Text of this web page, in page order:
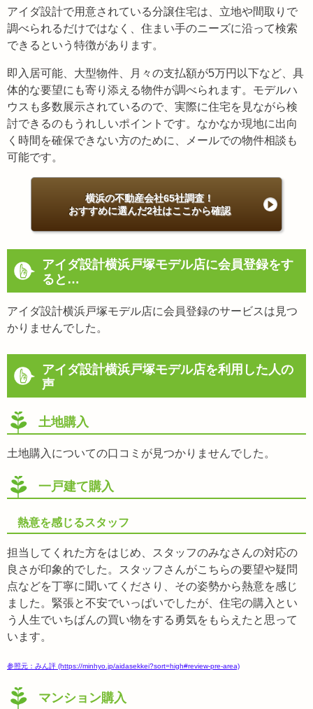
アイダ設計で用意されている分譲住宅は、立地や間取りで
調べられるだけではなく、住まい手のニーズに沿って検索
できるという特徴があります。
即入居可能、大型物件、月々の支払額が5万円以下など、具
体的な要望にも寄り添える物件が調べられます。モデルハ
ウスも多数展示されているので、実際に住宅を見ながら検
討できるのもうれしいポイントです。なかなか現地に出向
く時間を確保できない方のために、メールでの物件相談も
可能です。
横浜の不動産会社65社調査！
おすすめに選んだ2社はここから確認
アイダ設計横浜戸塚モデル店に会員登録をす
ると…
アイダ設計横浜戸塚モデル店に会員登録のサービスは見つ
かりませんでした。
アイダ設計横浜戸塚モデル店を利用した人の
声
土地購入
土地購入についての口コミが見つかりませんでした。
一戸建て購入
熱意を感じるスタッフ
担当してくれた方をはじめ、スタッフのみなさんの対応の
良さが印象的でした。スタッフさんがこちらの要望や疑問
点などを丁寧に聞いてくださり、その姿勢から熱意を感じ
ました。緊張と不安でいっぱいでしたが、住宅の購入とい
う人生でいちばんの買い物をする勇気をもらえたと思って
います。
参照元：みん評 (https://minhyo.jp/aidasekkei?sort=high#review-pre-area)
マンション購入